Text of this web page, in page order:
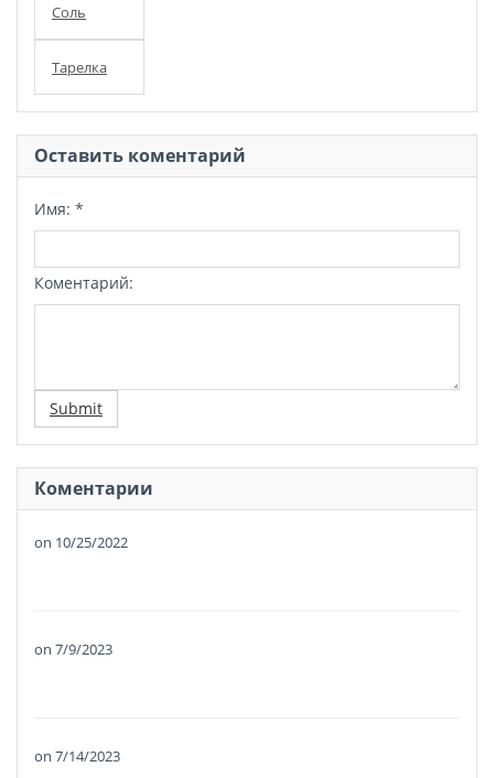
Соль
Тарелка
Оставить коментарий
Имя: *
Коментарий:
Submit
Коментарии
on 10/25/2022
on 7/9/2023
on 7/14/2023